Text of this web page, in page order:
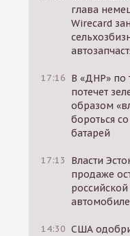
глава
Wirecard
17:16 В «ДНР» по
потечет
образом
бороться
батарей
17:13
Власти
продаже
14:30 США